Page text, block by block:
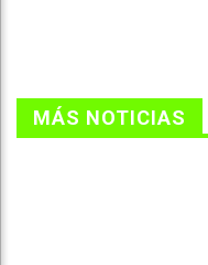
MÁS NOTICIAS